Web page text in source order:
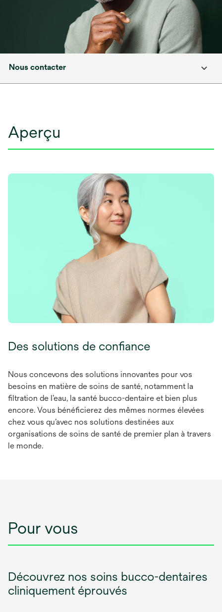
Nous contacter
Aperçu
Des solutions de confiance
Nous concevons des solutions innovantes pour vos
besoins en matière de soins de santé, notamment la
filtration de l’eau, la santé bucco-dentaire et bien plus
encore. Vous bénéficierez des mêmes normes élevées
chez vous qu’avec nos solutions destinées aux
organisations de soins de santé de premier plan à travers
le monde.
Pour vous
Découvrez nos soins bucco-dentaires
cliniquement éprouvés